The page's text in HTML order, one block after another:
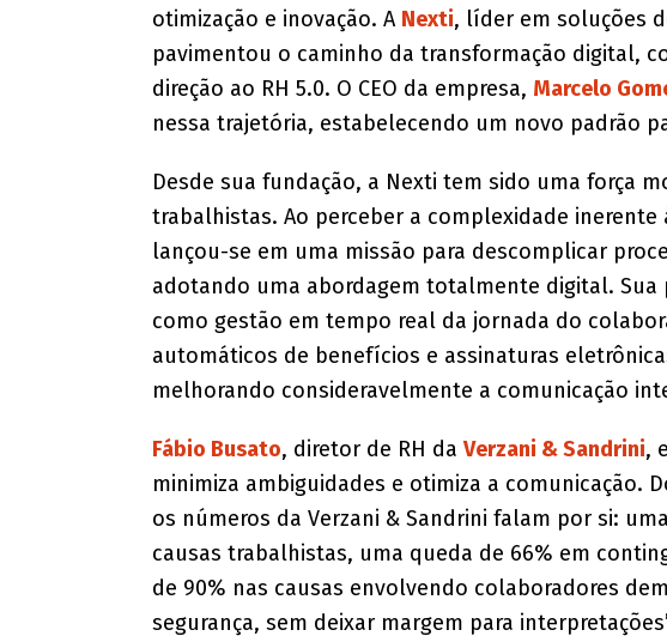
otimização e inovação. A Nexti, líder em soluções
pavimentou o caminho da transformação digital,
direção ao RH 5.0. O CEO da empresa, Marcelo
nessa trajetória, estabelecendo um novo padrão
Desde sua fundação, a Nexti tem sido uma força
trabalhistas. Ao perceber a complexidade inerente
lançou-se em uma missão para descomplicar
adotando uma abordagem totalmente digital.
como gestão em tempo real da jornada do
automáticos de benefícios e assinaturas
melhorando consideravelmente a comunicação
Fábio Busato, diretor de RH da Verzani & Sandrini,
minimiza ambiguidades e otimiza a comunicação.
os números da Verzani & Sandrini falam por si:
causas trabalhistas, uma queda de 66% em
de 90% nas causas envolvendo colaboradores
segurança, sem deixar margem para